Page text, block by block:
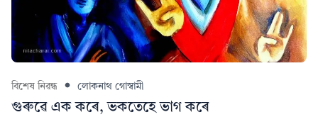
বিশেষ নিৱন্ধ লোকনাথ গোস্বামী
গুৰুৱে এক কৰে, ভকতেহে ভাগ কৰে